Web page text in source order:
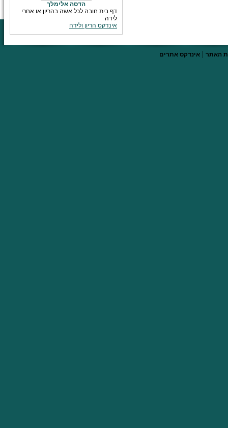
הדסה אלימלך
דף בית חובה לכל אשה בהריון או אחרי
לידה
אינדקס הריון ולידה
האתר| אינדקס אתרים